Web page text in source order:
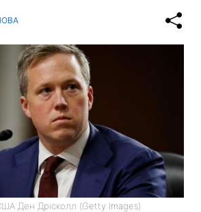
Ден Дрісколл (Getty Images)